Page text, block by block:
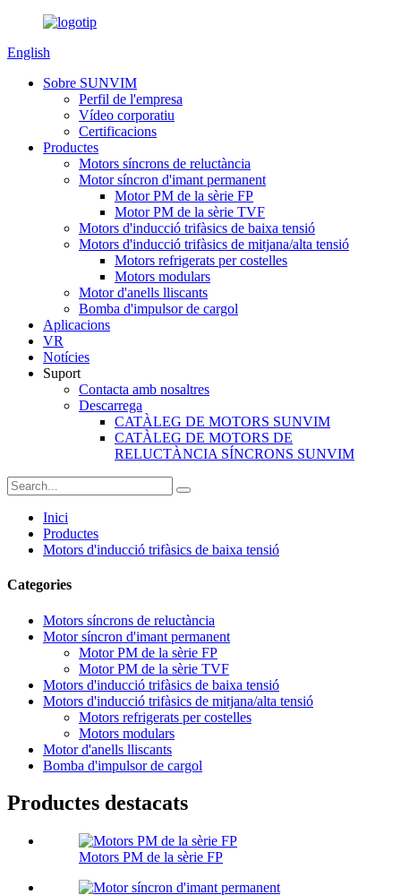
English
Sobre SUNVIM
Perfil de l'empresa
Vídeo corporatiu
Certificacions
Productes
Motors síncrons de reluctància
Motor síncron d'imant permanent
Motor PM de la sèrie FP
Motor PM de la sèrie TVF
Motors d'inducció trifàsics de baixa tensió
Motors d'inducció trifàsics de mitjana/alta tensió
Motors refrigerats per costelles
Motors modulars
Motor d'anells lliscants
Bomba d'impulsor de cargol
Aplicacions
VR
Notícies
Suport
Contacta amb nosaltres
Descarrega
CATÀLEG DE MOTORS SUNVIM
CATÀLEG DE MOTORS DE
RELUCTÀNCIA SÍNCRONS SUNVIM
Inici
Productes
Motors d'inducció trifàsics de baixa tensió
Categories
Motors síncrons de reluctància
Motor síncron d'imant permanent
Motor PM de la sèrie FP
Motor PM de la sèrie TVF
Motors d'inducció trifàsics de baixa tensió
Motors d'inducció trifàsics de mitjana/alta tensió
Motors refrigerats per costelles
Motors modulars
Motor d'anells lliscants
Bomba d'impulsor de cargol
Productes destacats
Motors PM de la sèrie FP